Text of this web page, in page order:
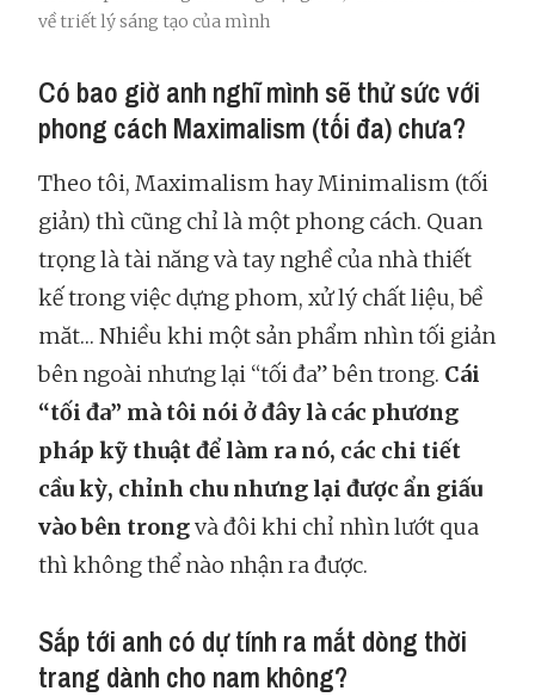
về triết lý sáng tạo của mình
Có bao giờ anh nghĩ mình sẽ thử sức với
phong cách Maximalism (tối đa) chưa?
Theo tôi, Maximalism hay Minimalism (tối
giản) thì cũng chỉ là một phong cách. Quan
trọng là tài năng và tay nghề của nhà thiết
kế trong việc dựng phom, xử lý chất liệu, bề
măt… Nhiều khi một sản phẩm nhìn tối giản
bên ngoài nhưng lại “tối đa” bên trong. Cái
“tối đa” mà tôi nói ở đây là các phương
pháp kỹ thuật để làm ra nó, các chi tiết
cầu kỳ, chỉnh chu nhưng lại được ẩn giấu
vào bên trongvà đôi khi chỉ nhìn lướt qua
thì không thể nào nhận ra được.
Sắp tới anh có dự tính ra mắt dòng thời
trang dành cho nam không?